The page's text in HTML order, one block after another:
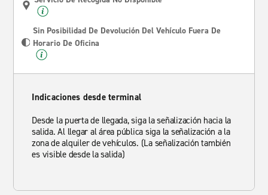
Sin Posibilidad De Devolución Del Vehículo Fuera De
Horario De Oficina
Indicaciones desde terminal
Desde la puerta de llegada, siga la señalización hacia la
salida. Al llegar al área pública siga la señalización a la
zona de alquiler de vehículos. (La señalización también
es visible desde la salida)